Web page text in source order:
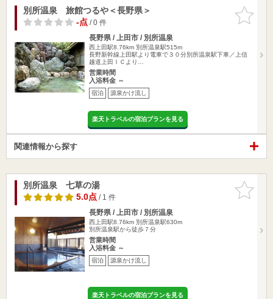
お気に入
りに追加
別所温泉 旅館つるや＜長野県＞
-点/ 0 件
長野県 / 上田市 / 別所温泉
西上田駅8.76km 別所温泉駅515m
長野新幹線上田駅より電車で３０分別所温泉駅下車／上信
越道上田ＩＣより…
営業時間
入浴料金 ～
宿泊 源泉かけ流し
楽天トラベルの宿泊プランを見る
関連情報から探す
お気に入
りに追加
別所温泉 七草の湯
5.0点/ 1 件
長野県 / 上田市 / 別所温泉
西上田駅8.76km 別所温泉駅630m
別所温泉駅から徒歩７分
営業時間
入浴料金 ～
宿泊 源泉かけ流し
楽天トラベルの宿泊プランを見る